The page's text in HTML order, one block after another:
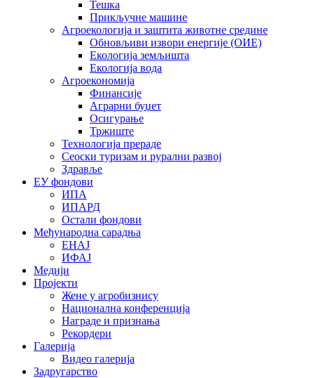
Тешка
Прикључне машине
Агроекологија и заштита животне средине
Обновљиви извори енергије (ОИЕ)
Екологија земљишта
Екологија вода
Агроекономија
Финансије
Аграрни буџет
Осигурање
Тржиште
Технологија прераде
Сеоски туризам и рурални развој
Здравље
ЕУ фондови
ИПА
ИПАРД
Остали фондови
Међународна сарадња
ЕНАЈ
ИФАЈ
Медији
Пројекти
Жене у агробизнису
Национална конференција
Награде и признања
Рекордери
Галерија
Видео галерија
Задругарство